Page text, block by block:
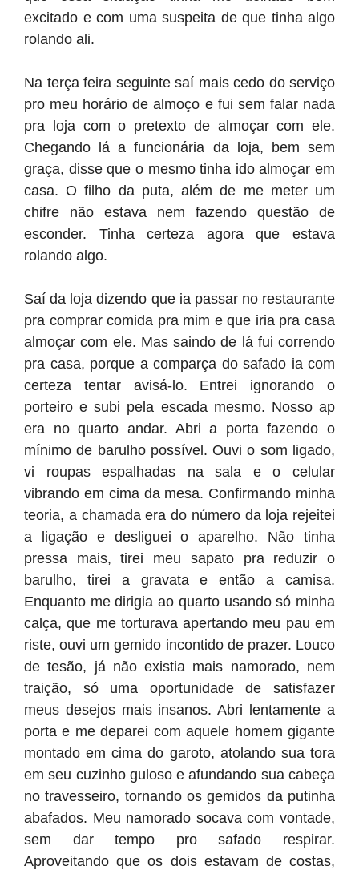
excitado e com uma suspeita de que tinha algo
rolando ali.
Na terça feira seguinte saí mais cedo do serviço
pro meu horário de almoço e fui sem falar nada
pra loja com o pretexto de almoçar com ele.
Chegando lá a funcionária da loja, bem sem
graça, disse que o mesmo tinha ido almoçar em
casa. O filho da puta, além de me meter um
chifre não estava nem fazendo questão de
esconder. Tinha certeza agora que estava
rolando algo.
Saí da loja dizendo que ia passar no restaurante
pra comprar comida pra mim e que iria pra casa
almoçar com ele. Mas saindo de lá fui correndo
pra casa, porque a comparça do safado ia com
certeza tentar avisá-lo. Entrei ignorando o
porteiro e subi pela escada mesmo. Nosso ap
era no quarto andar. Abri a porta fazendo o
mínimo de barulho possível. Ouvi o som ligado,
vi roupas espalhadas na sala e o celular
vibrando em cima da mesa. Confirmando minha
teoria, a chamada era do número da loja rejeitei
a ligação e desliguei o aparelho. Não tinha
pressa mais, tirei meu sapato pra reduzir o
barulho, tirei a gravata e então a camisa.
Enquanto me dirigia ao quarto usando só minha
calça, que me torturava apertando meu pau em
riste, ouvi um gemido incontido de prazer. Louco
de tesão, já não existia mais namorado, nem
traição, só uma oportunidade de satisfazer
meus desejos mais insanos. Abri lentamente a
porta e me deparei com aquele homem gigante
montado em cima do garoto, atolando sua tora
em seu cuzinho guloso e afundando sua cabeça
no travesseiro, tornando os gemidos da putinha
abafados. Meu namorado socava com vontade,
sem dar tempo pro safado respirar.
Aproveitando que os dois estavam de costas,